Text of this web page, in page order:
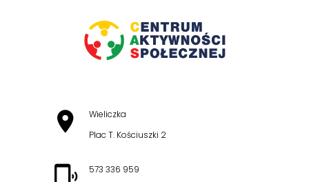
Wieliczka
Plac T. Kościuszki 2
573 336 959